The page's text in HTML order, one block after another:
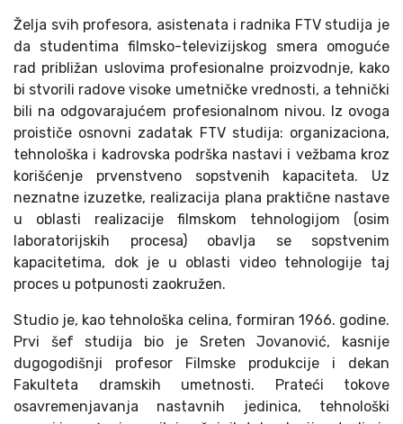
Želja svih profesora, asistenata i radnika FTV studija je
da studentima filmsko-televizijskog smera omoguće
rad približan uslovima profesionalne proizvodnje, kako
bi stvorili radove visoke umetničke vrednosti, a tehnički
bili na odgovarajućem profesionalnom nivou. Iz ovoga
proističe osnovni zadatak FTV studija: organizaciona,
tehnološka i kadrovska podrška nastavi i vežbama kroz
korišćenje prvenstveno sopstvenih kapaciteta. Uz
neznatne izuzetke, realizacija plana praktične nastave
u oblasti realizacije filmskom tehnologijom (osim
laboratorijskih procesa) obavlja se sopstvenim
kapacitetima, dok je u oblasti video tehnologije taj
proces u potpunosti zaokružen.
Studio je, kao tehnološka celina, formiran 1966. godine.
Prvi šef studija bio je Sreten Jovanović, kasnije
dugogodišnji profesor Filmske produkcije i dekan
Fakulteta dramskih umetnosti. Prateći tokove
osavremenjavanja nastavnih jedinica, tehnološki